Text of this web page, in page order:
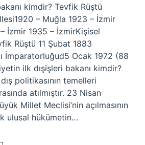
kimdir? Tevfik Rüştü
– Muğla 1923 – İzmir
İzmir 1935 – İzmirKişisel
Rüştü 11 Şubat 1883
İmparatorluğud5 Ocak 1972 (88
ilk dışişleri bakanı kimdir?
politikasının temelleri
atılmıştır. 23 Nisan
Millet Meclisi’nin açılmasının
ulusal hükümetin…